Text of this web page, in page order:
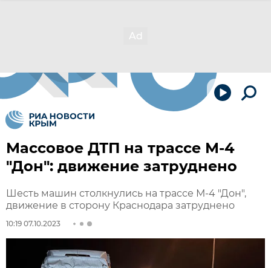
Массовое ДТП на трассе М-4
"Дон": движение затруднено
Шесть машин столкнулись на трассе М-4 "Дон",
движение в сторону Краснодара затруднено
10:19 07.10.2023